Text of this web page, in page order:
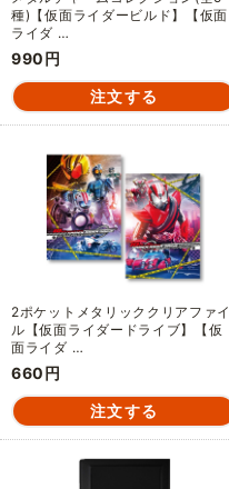
種)【仮面ライダービルド】【仮面
ライダ …
990円
2ポケットメタリッククリアファイ
ル【仮面ライダードライブ】【仮
面ライダ …
660円